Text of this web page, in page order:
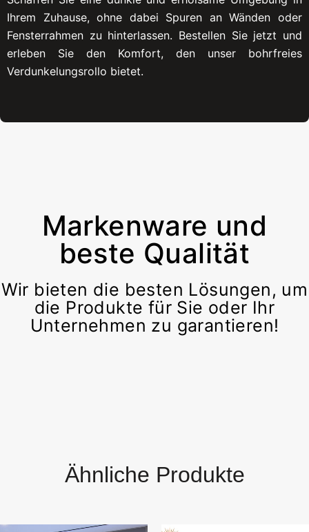
Ihrem Zuhause, ohne dabei Spuren an Wänden oder
Fensterrahmen zu hinterlassen. Bestellen Sie jetzt und
erleben Sie den Komfort, den unser bohrfreies
Verdunkelungsrollo bietet.
Markenware und
beste Qualität
Wir bieten die besten Lösungen, um
die Produkte für Sie oder Ihr
Unternehmen zu garantieren!
Ähnliche Produkte